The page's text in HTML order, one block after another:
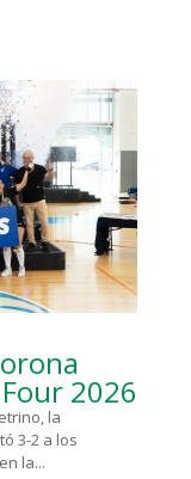
2026
la
3-2 a los
la...